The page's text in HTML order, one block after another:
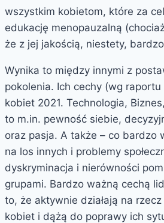
wszystkim kobietom, które za
edukację menopauzalną
że z jej jakością, niestety,
Wynika to między innymi z
pokolenia. Ich cechy (wg
kobiet 2021. Technologia,
to m.in. pewność siebie,
oraz pasja. A także – co bardzo
na los innych i problemy
dyskryminacja i nierówności
grupami. Bardzo ważną cechą
to, że aktywnie działają na
kobiet i dążą do poprawy ich